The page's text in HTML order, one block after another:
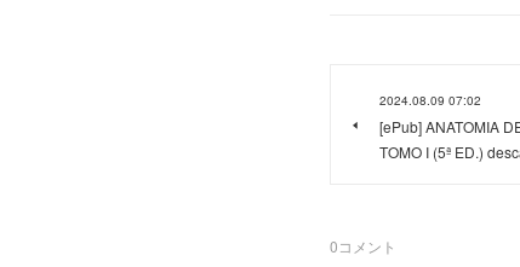
2024.08.09 07:02
[ePub] ANATOMIA
TOMO I (5ª ED.)
0コメント